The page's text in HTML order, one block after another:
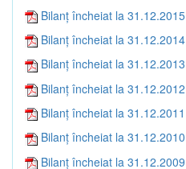
Bilanţ încheiat la 31.12.2015
Bilanţ încheiat la 31.12.2014
Bilanţ încheiat la 31.12.2013
Bilanţ încheiat la 31.12.2012
Bilanţ încheiat la 31.12.2011
Bilanţ încheiat la 31.12.2010
Bilanţ încheiat la 31.12.2009